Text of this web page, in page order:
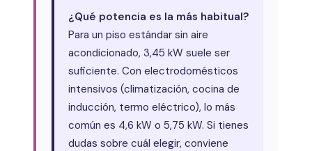
¿Qué potencia es la más habitual?
Para un piso estándar sin aire
acondicionado, 3,45 kW suele ser
suficiente. Con electrodomésticos
intensivos (climatización, cocina de
inducción, termo eléctrico), lo más
común es 4,6 kW o 5,75 kW. Si tienes
dudas sobre cuál elegir, conviene